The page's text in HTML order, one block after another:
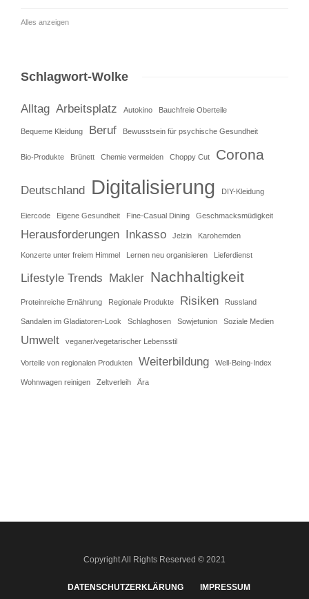
Alles anzeigen
Schlagwort-Wolke
Alltag Arbeitsplatz Autokino Bauchfreie Oberteile
Bequeme Kleidung Beruf Bewusstsein für psychische Gesundheit
Bio-Produkte Brünett Chemie vermeiden Choppy Cut Corona
Deutschland Digitalisierung DIY-Kleidung
Eiercode Eigene Gesundheit Fine-Casual Dining Geschmacksmüdigkeit
Herausforderungen Inkasso Jelzin Karohemden
Konzerte unter freiem Himmel Lernen neu organisieren Lieferdienst
Lifestyle Trends Makler Nachhaltigkeit
Proteinreiche Ernährung Regionale Produkte Risiken Russland
Sandalen im Gladiatoren-Look Schlaghosen Sowjetunion Soziale Medien
Umwelt veganer/vegetarischer Lebensstil
Vorteile von regionalen Produkten Weiterbildung Well-Being-Index
Wohnwagen reinigen Zeltverleih Ära
Copyright All Rights Reserved © 2021
DATENSCHUTZERKLÄRUNG IMPRESSUM